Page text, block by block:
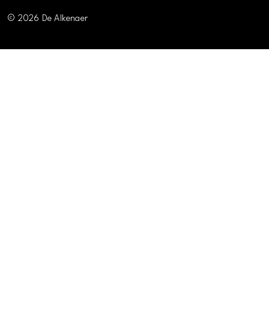
© 2026 De Alkenaer